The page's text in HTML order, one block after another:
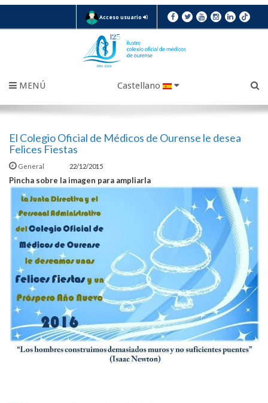
Acceso usuario
MENÚ Castellano
El Colegio Oficial de Médicos de Ourense le desea
Felices Fiestas
General 22/12/2015
Pincha sobre la imagen para ampliarla